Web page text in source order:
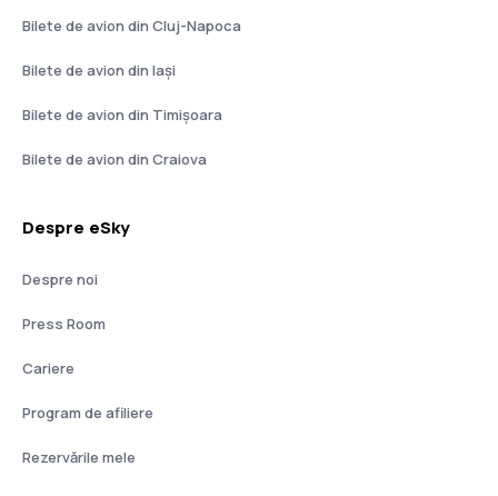
Bilete de avion din Cluj-Napoca
Bilete de avion din Iași
Bilete de avion din Timișoara
Bilete de avion din Craiova
Despre eSky
Despre noi
Press Room
Cariere
Program de afiliere
Rezervările mele